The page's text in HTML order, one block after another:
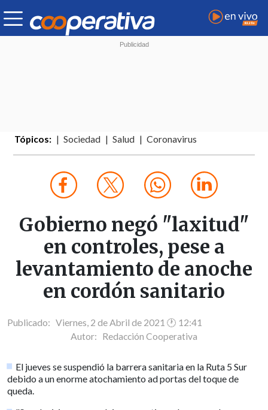
Tópicos: Sociedad Salud Coronavirus
Gobierno negó "laxitud"
en controles, pese a
levantamiento de anoche
en cordón sanitario
Publicado: Viernes, 2 de Abril de 2021 🕐 12:41
Autor: Redacción Cooperativa
El jueves se suspendió la barrera sanitaria en la Ruta 5 Sur
debido a un enorme atochamiento ad portas del toque de
queda.